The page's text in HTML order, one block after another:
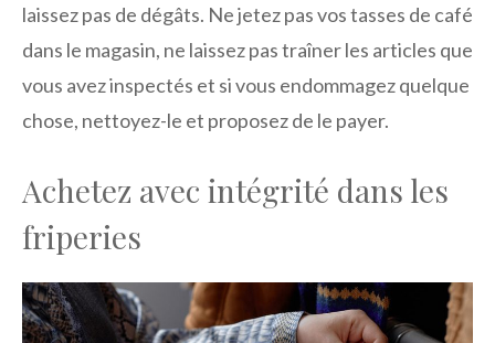
laissez pas de dégâts. Ne jetez pas vos tasses de café
dans le magasin, ne laissez pas traîner les articles que
vous avez inspectés et si vous endommagez quelque
chose, nettoyez-le et proposez de le payer.
Achetez avec intégrité dans les
friperies